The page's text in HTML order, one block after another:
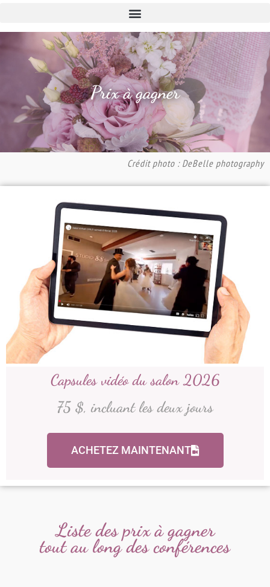
Prix à gagner
Crédit photo : DeBelle photography
Capsules vidéo du salon 2026
75 $, incluant les deux jours
ACHETEZ MAINTENANT
Liste des prix à gagner
tout au long des conférences